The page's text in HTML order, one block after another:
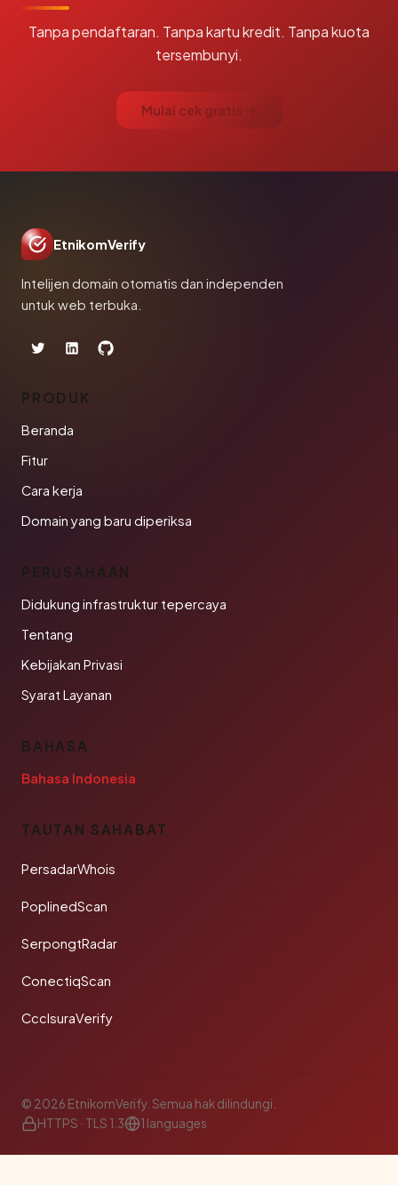
Tanpa pendaftaran. Tanpa kartu kredit. Tanpa kuota
tersembunyi.
Mulai cek gratis →
EtnikomVerify
Intelijen domain otomatis dan independen
untuk web terbuka.
PRODUK
Beranda
Fitur
Cara kerja
Domain yang baru diperiksa
PERUSAHAAN
Didukung infrastruktur tepercaya
Tentang
Kebijakan Privasi
Syarat Layanan
BAHASA
Bahasa Indonesia
TAUTAN SAHABAT
PersadarWhois
PoplinedScan
SerpongtRadar
ConectiqScan
CcclsuraVerify
© 2026 EtnikomVerify. Semua hak dilindungi.
HTTPS · TLS 1.3
1 languages